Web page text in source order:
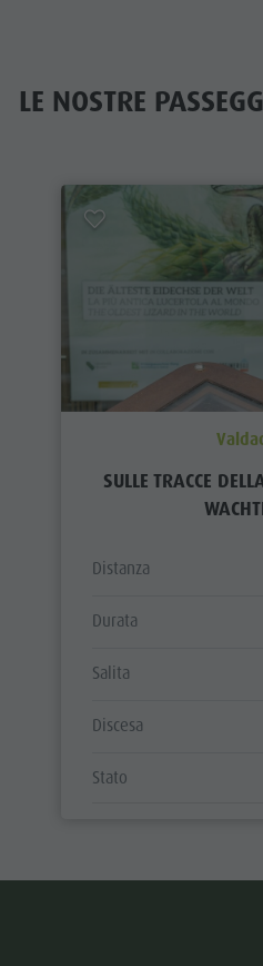
LE NOSTRE
SULLE TRACCE
Distanza
Durata
Salita
Discesa
Stato